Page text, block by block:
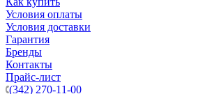
Условия оплаты
Условия доставки
Гарантия
Бренды
Контакты
Прайс-лист
(342) 270-11-00